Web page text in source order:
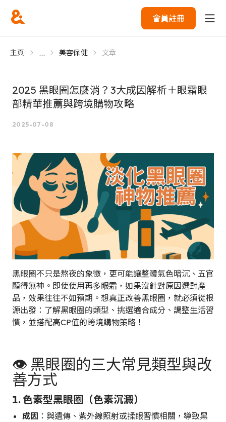
會員註冊
主頁 ... 美容保健 文章
2025 黑眼圈怎麼消？3大成因解析＋眼霜眼
部精華推薦與跨境購物攻略
2025-07-08
黑眼圈不只是熬夜的象徵，更可能讓整體氣色暗沉、五官
顯得無神。即使使用再多眼霜，如果沒針對原因選對產
品，效果往往不如預期。想真正改善黑眼圈，就必須從根
源出發：了解黑眼圈的類型、挑選適合成分、調整生活習
慣，並搭配高CP值的跨境購物策略！
👁️ 黑眼圈的三大常見類型與改
善方式
1. 色素型黑眼圈（色素沉澱）
成因 ：與遺傳、紫外線照射或揉眼習慣相關，導致黑